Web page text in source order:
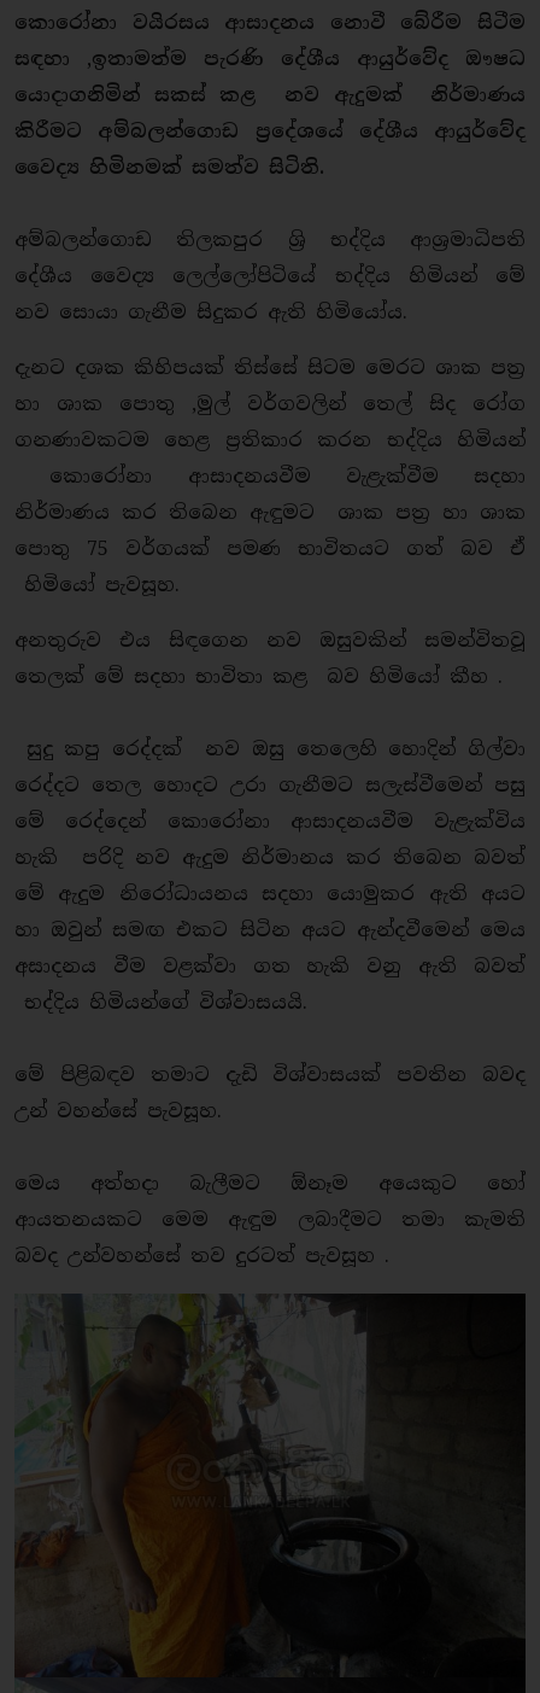
කොරෝනා වයිරසය ආසාදනය නොවී බේරීම සිටීම
සඳහා ,ඉතාමත්ම පැරණි දේශීය ආයුර්වේද ඖෂධ
යොදාගනිමින් සකස් කළ නව ඇදුමක් නිර්මාණය
කිරීමට අම්බලන්ගොඩ ප්‍රදේශයේ දේශීය ආයුර්වේද
වෛද්‍ය හිමිනමක් සමත්ව සිටිති.
අම්බලන්ගොඩ තිලකපුර ශ්‍රි භද්දිය ආශ්‍රමාධිපති
දේශීය වෛද්‍ය ලෙල්ලෝපිටියේ භද්දිය හිමියන් මේ
නව සොයා ගැනීම සිදුකර ඇති හිමියෝය.
දැනට දශක කිහිපයක් තිස්සේ සිටම මෙරට ශාක පත්‍ර
හා ශාක පොතු ,මුල් වර්ගවලින් තෙල් සිද රෝග
ගනණාවකටම හෙළ ප්‍රතිකාර කරන භද්දිය හිමියන්
කොරෝනා ආසාදනයවීම වැළැක්වීම සදහා
නිර්මාණය කර තිබෙන ඇඳුමට ශාක පත්‍ර හා ශාක
පොතු 75 වර්ගයක් පමණ භාවිතයට ගත් බව ඒ
හිමියෝ පැවසූහ.
අනතුරුව එය සිඳගෙන නව ඔසුවකින් සමන්විතවූ
තෙලක් මේ සදහා භාවිතා කළ බව හිමියෝ කීහ .
සුදු කපු රෙද්දක් නව ඔසු තෙලෙහි හොදින් ගිල්වා
රෙද්දට තෙල හොදට උරා ගැනීමට සලැස්වීමෙන් පසු
මේ රෙද්දෙන් කොරෝනා ආසාදනයවීම වැළැක්විය
හැකි පරිදි නව ඇදුම නිර්මානය කර තිබෙන බවත්
මේ ඇදුම නිරෝධායනය සදහා යොමුකර ඇති අයට
හා ඔවුන් සමඟ එකට සිටින අයට ඇන්දවීමෙන් මෙය
අසාදනය වීම වළක්වා ගත හැකි වනු ඇති බවත්
භද්දිය හිමියන්ගේ විශ්වාසයයි.
මේ පිළිබඳව තමාට දැඩි විශ්වාසයක් පවතින බවද
උන් වහන්සේ පැවසූහ.
මෙය අත්හදා බැලීමට ඕනෑම අයෙකුට හෝ
ආයතනයකට මෙම ඇඳුම ලබාදීමට තමා කැමති
බවද උන්වහන්සේ තව දුරටත් පැවසූහ .